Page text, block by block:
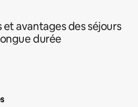
avantages des séjours
durée